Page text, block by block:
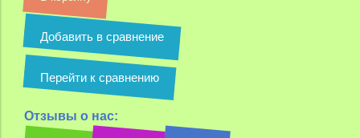
Добавить в сравнение
Перейти к сравнению
Отзывы о нас: